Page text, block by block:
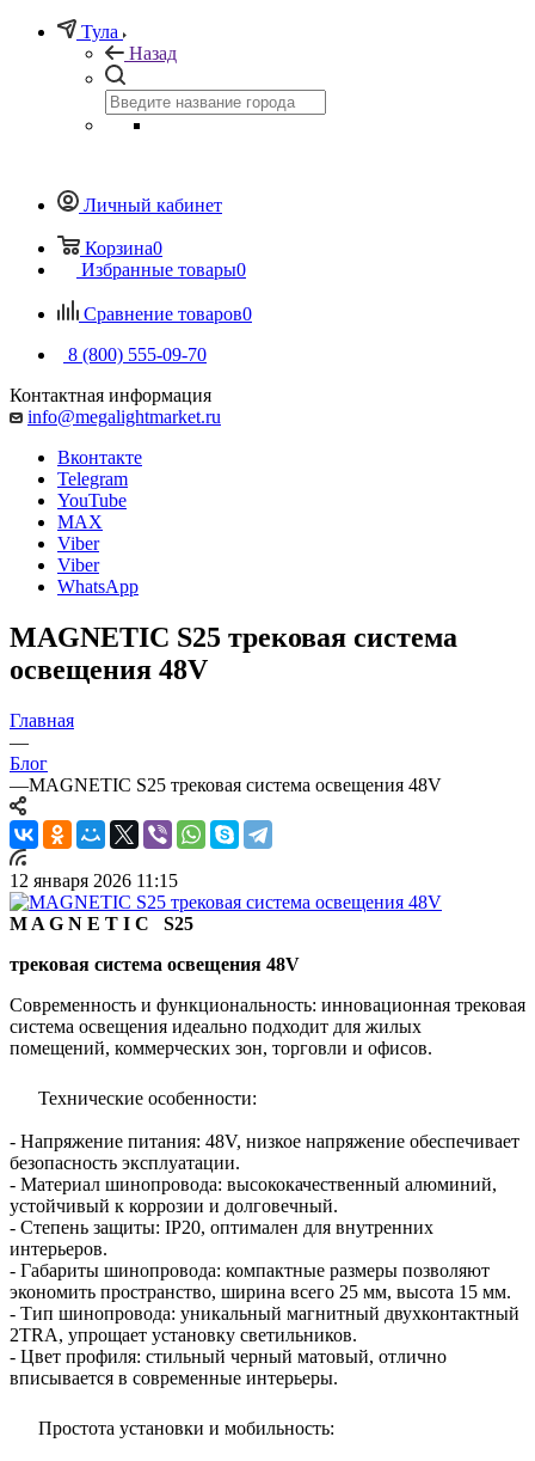
Тула
Назад
Личный кабинет
Корзина0
Избранные товары0
Сравнение товаров0
8 (800) 555-09-70
Контактная информация
info@megalightmarket.ru
Вконтакте
Telegram
YouTube
MAX
Viber
Viber
WhatsApp
MAGNETIC S25 трековая система
освещения 48V
Главная
—
Блог
—MAGNETIC S25 трековая система освещения 48V
12 января 2026 11:15
M A G N E T I C S25
трековая система освещения 48V
Современность и функциональность: инновационная трековая
система освещения идеально подходит для жилых
помещений, коммерческих зон, торговли и офисов.
Технические особенности:
- Напряжение питания: 48V, низкое напряжение обеспечивает
безопасность эксплуатации.
- Материал шинопровода: высококачественный алюминий,
устойчивый к коррозии и долговечный.
- Степень защиты: IP20, оптимален для внутренних
интерьеров.
- Габариты шинопровода: компактные размеры позволяют
экономить пространство, ширина всего 25 мм, высота 15 мм.
- Тип шинопровода: уникальный магнитный двухконтактный
2TRA, упрощает установку светильников.
- Цвет профиля: стильный черный матовый, отлично
вписывается в современные интерьеры.
Простота установки и мобильность: